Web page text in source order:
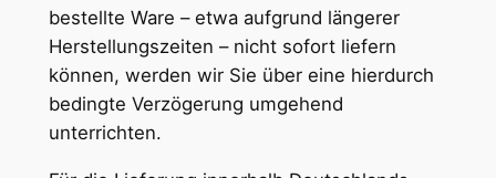
bestellte Ware – etwa aufgrund längerer
Herstellungszeiten – nicht sofort liefern
können, werden wir Sie über eine hierdurch
bedingte Verzögerung umgehend
unterrichten.